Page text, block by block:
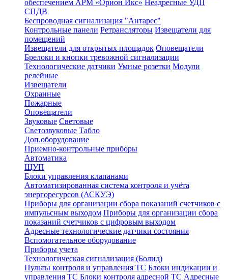
обеспечением АРМ «Орион Икс» Неадресные УДП
СПДВ
Беспроводная сигнализация "Антарес"
Контрольные панели Ретрансляторы Извещатели для
помещений
Извещатели для открытых площадок Оповещатели
Брелоки и кнопки тревожной сигнализации
Технологические датчики Умные розетки Модули
релейные
Извещатели
Охранные
Пожарные
Оповещатели
Звуковые Световые
Светозвуковые Табло
Доп.оборудование
Приемно-контрольные приборы
Автоматика
ЩУП
Блоки управления клапанами
Автоматизированная система контроля и учёта
энергоресурсов (АСКУЭ)
Приборы для организации сбора показаний счетчиков с
импульсным выходом Приборы для организации сбора
показаний счетчиков с цифровым выходом
Адресные технологические датчики состояния
Вспомогательное оборудование
Приборы учета
Технологическая сигнализация (Болид)
Пульты контроля и управления ТС Блоки индикации и
управления ТС Блоки контроля адресной ТС Адресные